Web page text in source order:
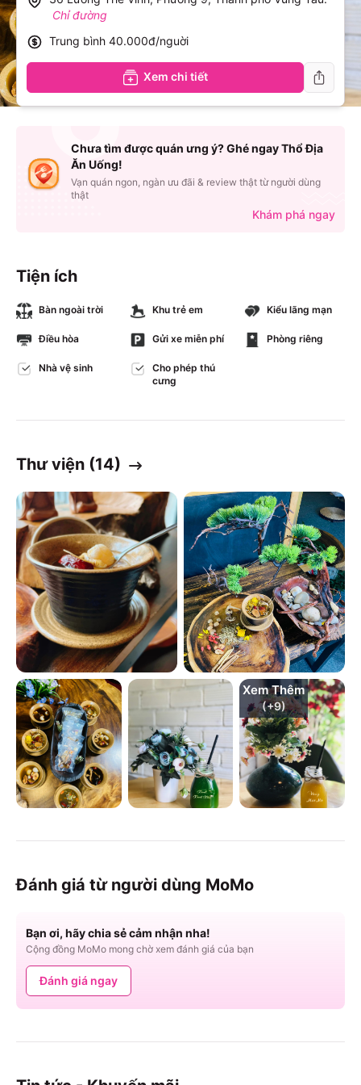
Tiện ích
Bàn ngoài trời Khu trẻ em Kiểu lãng mạn
Điều hòa Gửi xe miễn phí Phòng riêng
Nhà vệ sinh
Cho phép thú
cưng
Thư viện (14)
Xem Thêm
(+9)
Đánh giá từ người dùng MoMo
Bạn ơi, hãy chia sẻ cảm nhận nha!
Cộng đồng MoMo mong chờ xem đánh giá của bạn
Đánh giá ngay
Chỉ đường
Trung bình 40.000đ/nguời
Xem chi tiết
Chưa tìm được quán ưng ý? Ghé ngay Thổ Địa
Ăn Uống!
Vạn quán ngon, ngàn ưu đãi & review thật từ người dùng
thật
Khám phá ngay